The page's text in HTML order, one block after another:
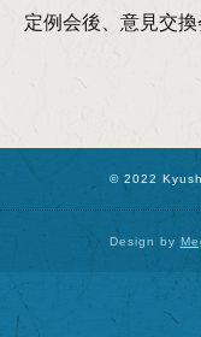
定例会後、意見交換
© 2022
Design by